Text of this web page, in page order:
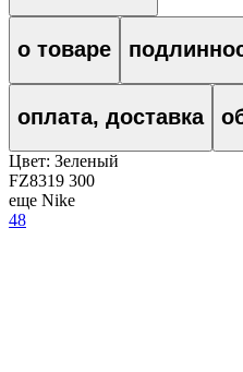
о товаре
оплата, доставка
Цвет: Зеленый
FZ8319 300
еще Nike
48